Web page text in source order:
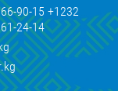
90-15 +1232
24-14